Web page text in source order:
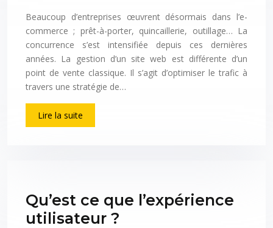
Beaucoup d’entreprises œuvrent désormais dans l’e-
commerce ; prêt-à-porter, quincaillerie, outillage… La
concurrence s’est intensifiée depuis ces dernières
années. La gestion d’un site web est différente d’un
point de vente classique. Il s’agit d’optimiser le trafic à
travers une stratégie de…
Lire la suite
Qu’est ce que l’expérience
utilisateur ?